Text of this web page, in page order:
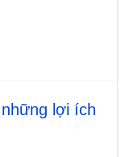
lợi ích